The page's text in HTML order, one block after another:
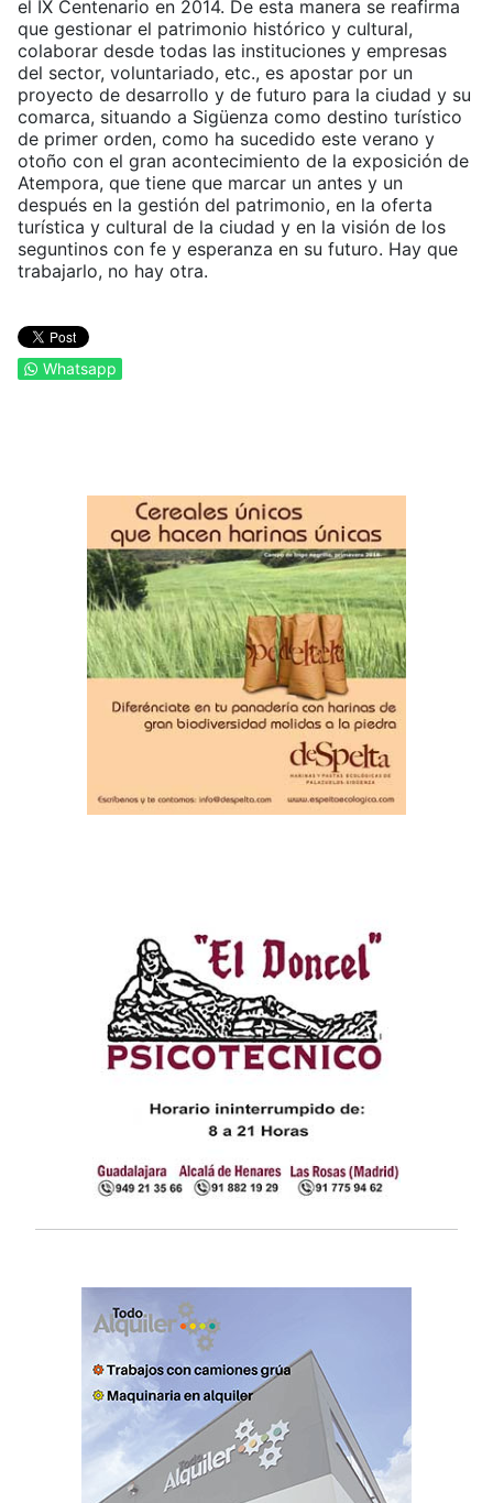
el IX Centenario en 2014. De esta manera se reafirma
que gestionar el patrimonio histórico y cultural,
colaborar desde todas las instituciones y empresas
del sector, voluntariado, etc., es apostar por un
proyecto de desarrollo y de futuro para la ciudad y su
comarca, situando a Sigüenza como destino turístico
de primer orden, como ha sucedido este verano y
otoño con el gran acontecimiento de la exposición de
Atempora, que tiene que marcar un antes y un
después en la gestión del patrimonio, en la oferta
turística y cultural de la ciudad y en la visión de los
seguntinos con fe y esperanza en su futuro. Hay que
trabajarlo, no hay otra.
Whatsapp